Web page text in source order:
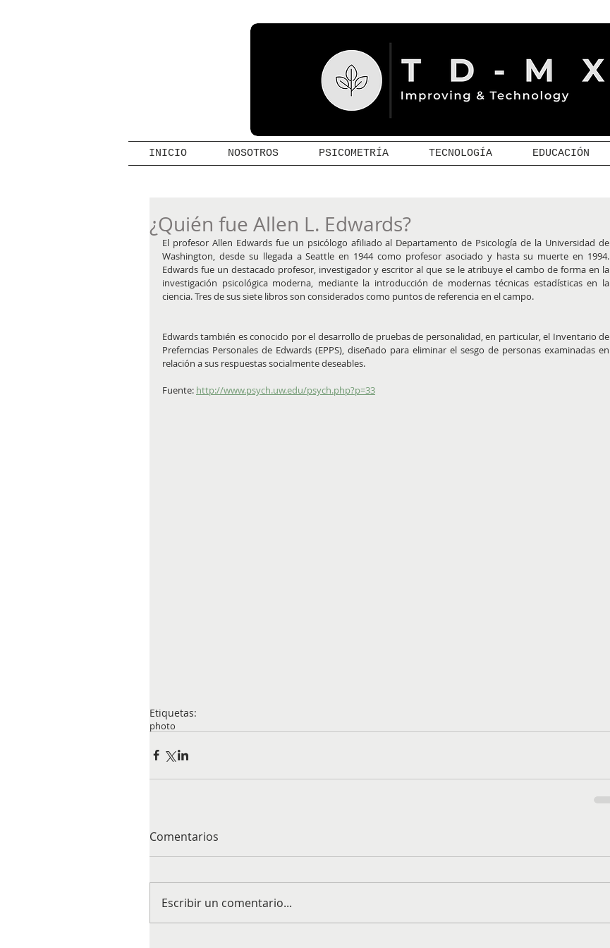
INICIO NOSOTROS PSICOMETRÍA TECNOLOGÍA EDUCACIÓN
¿Quién fue Allen L. Edwards?
El profesor Allen Edwards fue un psicólogo afiliado al Departamento de Psicología de la Universidad de
Washington, desde su llegada a Seattle en 1944 como profesor asociado y hasta su muerte en 1994.
Edwards fue un destacado profesor, investigador y escritor al que se le atribuye el cambo de forma en la
investigación psicológica moderna, mediante la introducción de modernas técnicas estadísticas en la
ciencia. Tres de sus siete libros son considerados como puntos de referencia en el campo.
Edwards también es conocido por el desarrollo de pruebas de personalidad, en particular, el Inventario de
Preferncias Personales de Edwards (EPPS), diseñado para eliminar el sesgo de personas examinadas en
relación a sus respuestas socialmente deseables.
Fuente: http://www.psych.uw.edu/psych.php?p=33
Etiquetas:
photo
Comentarios
Escribir un comentario...